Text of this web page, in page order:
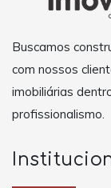
Buscamos
com nossos
imobiliárias
profissionalismo.